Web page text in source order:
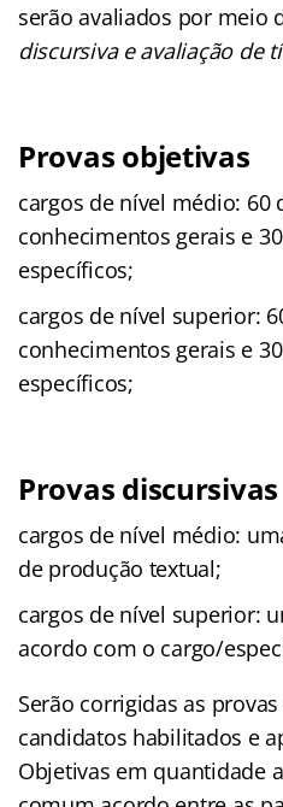
serão avaliados por meio
discursiva e avaliação de
Provas objetivas
cargos de nível médio: 60
conhecimentos gerais e
específicos;
cargos de nível superior:
conhecimentos gerais e
específicos;
Provas discursivas
cargos de nível médio:
de produção textual;
cargos de nível superior:
acordo com o cargo/
Serão corrigidas as
candidatos habilitados e
Objetivas em quantidade